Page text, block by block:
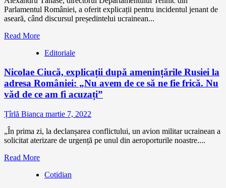
Parlamentul României, a oferit explicații pentru incidentul jenant de
aseară, când discursul președintelui ucrainean...
Read More
Editoriale
Nicolae Ciucă, explicații după amenințările Rusiei la
adresa României: „Nu avem de ce să ne fie frică. Nu
văd de ce am fi acuzați”
Țîrlă Bianca martie 7, 2022
„În prima zi, la declanșarea conflictului, un avion militar ucrainean a
solicitat aterizare de urgență pe unul din aeroporturile noastre....
Read More
Cotidian